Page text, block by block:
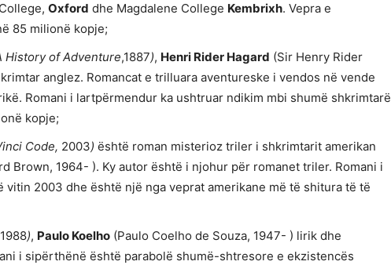
Oxford dhe Magdalene College Kembrixh. Vepra e
85 milionë kopje;
History of Adventure,1887), Henri Rider Hagard (Sir Henry Rider
anglez. Romancat e trilluara aventureske i vendos në vende
Romani i lartpërmendur ka ushtruar ndikim mbi shumë shkrimtarë
kopje;
Code, 2003) është roman misterioz triler i shkrimtarit amerikan
Brown, 1964- ). Ky autor është i njohur për romanet triler. Romani i
vitin 2003 dhe është një nga veprat amerikane më të shitura të të
1988), Paulo Koelho (Paulo Coelho de Souza, 1947- ) lirik dhe
i sipërthënë është parabolë shumë-shtresore e ekzistencës